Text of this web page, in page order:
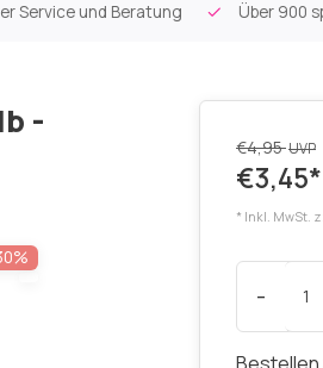
Service und Beratung Über 900
-
€4,95UVP
€3,45*
* Inkl. MwSt.
-